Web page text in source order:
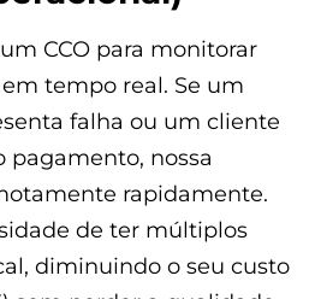
CCO para monitorar
tempo real. Se um
falha ou um cliente
nossa
rapidamente.
de ter múltiplos
diminuindo o seu custo